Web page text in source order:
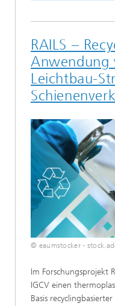
RAILS –
Anwendung
Leichtbau-
© eaumstocker -
Im Forschungsprojekt
IGCV einen
Basis